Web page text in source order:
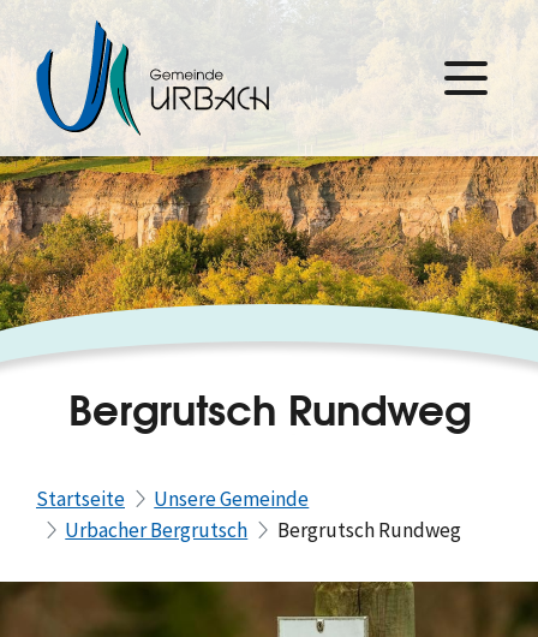
Bergrutsch Rundweg
Startseite
Unsere Gemeinde
Urbacher Bergrutsch
Bergrutsch Rundweg